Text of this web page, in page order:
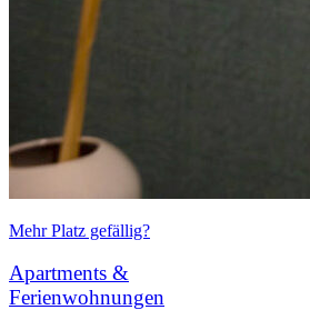
Mehr Platz gefällig?
Apartments &
Ferienwohnungen